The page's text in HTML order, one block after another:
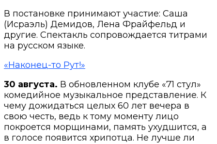
В постановке принимают участие: Саша
(Исраэль) Демидов, Лена Фрайфельд и
другие. Спектакль сопровождается титрами
на русском языке.
«Наконец-то Рут!»
30 августа. В обновленном клубе «71 стул»
комедийное музыкальное представление. К
чему дожидаться целых 60 лет вечера в
свою честь, ведь к тому моменту лицо
покроется морщинами, память ухудшится, а
в голосе появится хрипотца. Не лучше ли